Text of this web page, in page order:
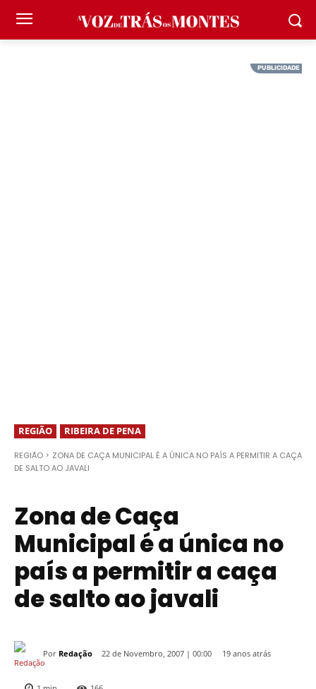
REGIÃO RIBEIRA DE PENA
REGIÃO
ZONA DE CAÇA MUNICIPAL É A ÚNICA NO PAÍS A PERMITIR A CAÇA
DE SALTO AO JAVALI
Zona de Caça
Municipal é a única no
país a permitir a caça
de salto ao javali
Por Redação 22 de Novembro, 2007 | 00:00 19 anos atrás